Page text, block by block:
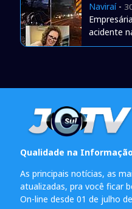
Naviraí-
acidente
Qualidade na Informação
As principais notícias, as
atualizadas, pra você ficar
On-line desde 01 de julho